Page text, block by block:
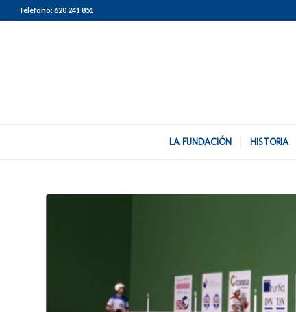
Teléfono:620 241 851
LA FUNDACIÓN HISTORIA